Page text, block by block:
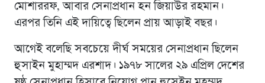
মোশাররফ, আবার সেনাপ্রধান হন জিয়াউর রহমান।
এরপর তিনি এই দায়িত্বে ছিলেন প্রায় আড়াই বছর।
আগেই বলেছি সবচেয়ে দীর্ঘ সময়ের সেনাপ্রধান ছিলেন
হুসাইন মুহাম্মদ এরশাদ। ১৯৭৮ সালের ২৯ এপ্রিল দেশের